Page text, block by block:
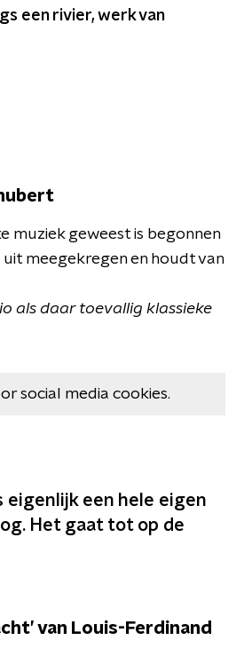
een rivier, werk van
muziek geweest is begonnen
meegekregen en houdt van
als daar toevallig klassieke
social media cookies.
eigenlijk een hele eigen
Het gaat tot op de
van Louis-Ferdinand